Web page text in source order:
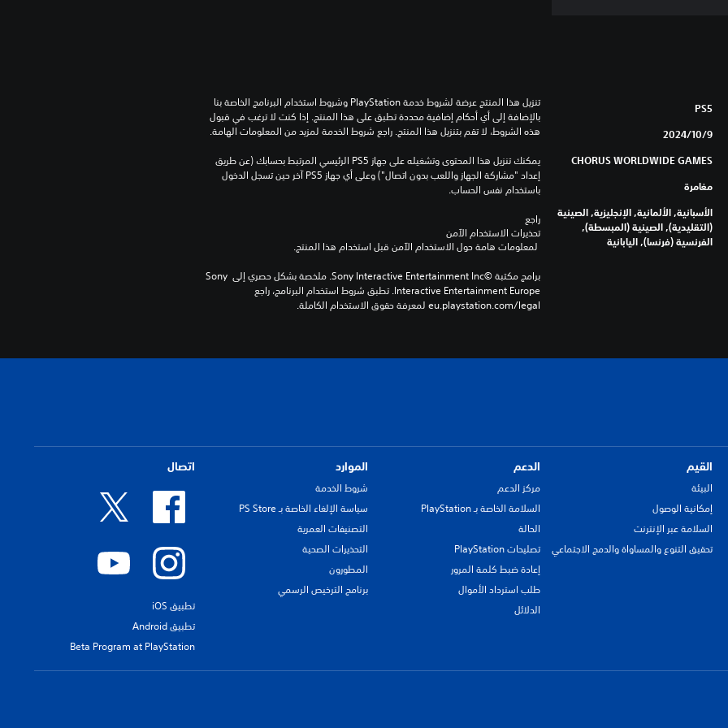
PS5
9‏/10‏/2024
CHORUS WORLDWIDE GAMES
مغامرة
الأسبانية, الألمانية, الإنجليزية, الصينية
(التقليدية), الصينية (المبسطة),
الفرنسية (فرنسا), اليابانية
بالإضافة إلى أي أحكام إضافية محددة تطبق على هذا المنتج. إذا كنت لا ترغب في قبول
هذه الشروط، لا تقم بتنزيل هذا المنتج. راجع شروط الخدمة لمزيد من المعلومات الهامة.
يمكنك تنزيل هذا المحتوى وتشغيله على جهاز PS5 الرئيسي المرتبط بحسابك (عن طريق
إعداد "مشاركة الجهاز واللعب بدون اتصال") وعلى أي جهاز PS5 آخر حين تسجل الدخول
باستخدام نفس الحساب.
راجع
تحذيرات الاستخدام الآمن
برامج مكتبة ©Sony Interactive Entertainment Inc. ملخصة بشكل حصري إلى Sony
eu.playstation.com/legal لمعرفة حقوق الاستخدام الكاملة.
القيم
البيئة
إمكانية الوصول
السلامة عبر الإنترنت
تحقيق التنوع والمساواة والدمج الاجتماعي
الدعم
مركز الدعم
السلامة الخاصة بـ PlayStation
الحالة
تصليحات PlayStation
إعادة ضبط كلمة المرور
طلب استرداد الأموال
الدلائل
الموارد
شروط الخدمة
سياسة الإلغاء الخاصة بـ PS Store
التصنيفات العمرية
التحذيرات الصحية
المطورون
برنامج الترخيص الرسمي
اتصال
تطبيق iOS
تطبيق Android
Beta Program at PlayStation